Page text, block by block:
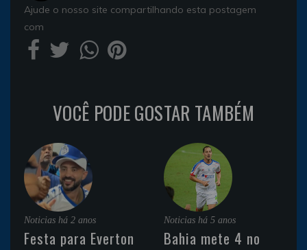
Ajude o nosso site compartilhando esta postagem
com
VOCÊ PODE GOSTAR TAMBÉM
Noticias há 2 anos
Festa para Everton
Noticias há 5 anos
Bahia mete 4 no